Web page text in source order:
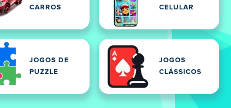
CARROS
CELULAR
JOGOS DE
PUZZLE
JOGOS
CLÁSSICOS